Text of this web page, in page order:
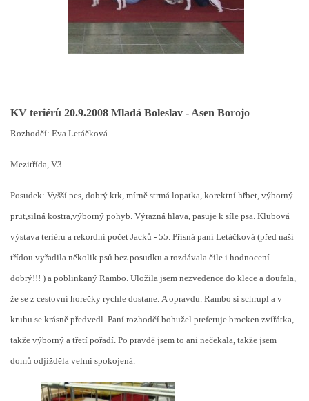
KV teriérů 20.9.2008 Mladá Boleslav - Asen Borojo
Rozhodčí: Eva Letáčková
Mezitřída, V3
Posudek: Vyšší pes, dobrý krk, mírně strmá lopatka, korektní hřbet, výborný
prut,silná kostra,výborný pohyb. Výrazná hlava, pasuje k síle psa. Klubová
výstava teriéru a rekordní počet Jacků - 55. Přísná paní Letáčková (před naší
třídou vyřadila několik psů bez posudku a rozdávala čile i hodnocení
dobrý!!! ) a poblinkaný Rambo. Uložila jsem nezvedence do klece a doufala,
že se z cestovní horečky rychle dostane. A opravdu. Rambo si schrupl a v
kruhu se krásně předvedl. Paní rozhodčí bohužel preferuje brocken zvířátka,
takže výborný a třetí pořadí. Po pravdě jsem to ani nečekala, takže jsem
domů odjížděla velmi spokojená.